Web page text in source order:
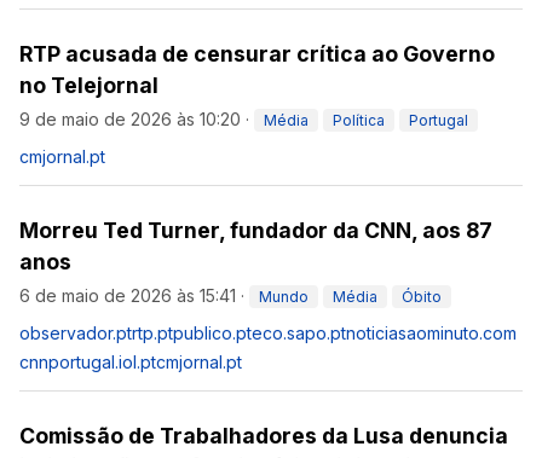
RTP acusada de censurar crítica ao Governo
no Telejornal
9 de maio de 2026 às 10:20 · Média Política Portugal
cmjornal.pt
Morreu Ted Turner, fundador da CNN, aos 87
anos
6 de maio de 2026 às 15:41 · Mundo Média Óbito
observador.ptrtp.ptpublico.pteco.sapo.ptnoticiasaominuto.com
cnnportugal.iol.ptcmjornal.pt
Comissão de Trabalhadores da Lusa denuncia